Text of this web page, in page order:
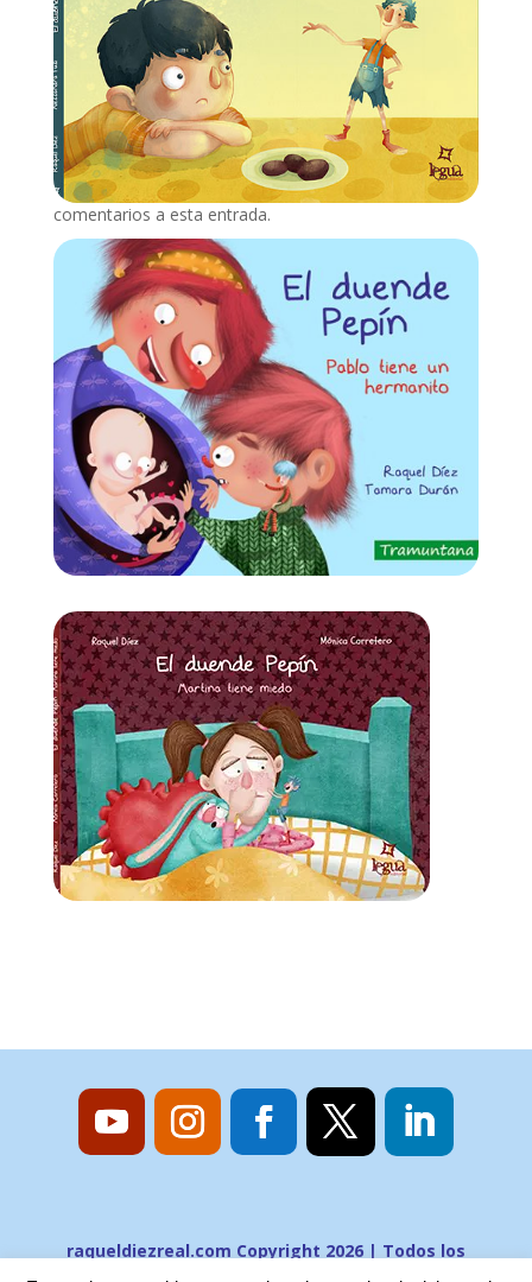
Recibir un correo electrónico con los siguientes
comentarios a esta entrada.
Recibir un correo electrónico con cada nueva
entrada.
raqueldiezreal.com Copyright 2026 | Todos los